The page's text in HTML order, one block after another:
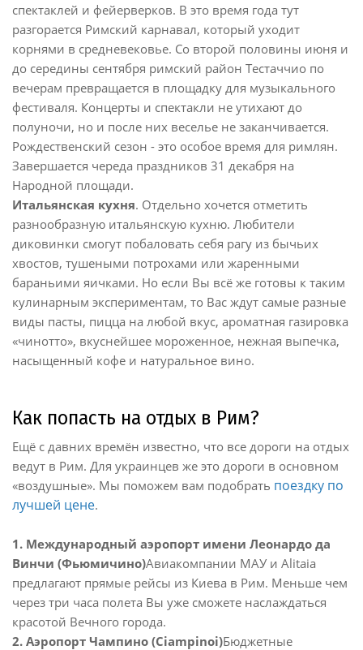
спектаклей и фейерверков. В это время года тут
разгорается Римский карнавал, который уходит
корнями в средневековье. Со второй половины июня и
до середины сентября римский район Тестаччио по
вечерам превращается в площадку для музыкального
фестиваля. Концерты и спектакли не утихают до
полуночи, но и после них веселье не заканчивается.
Рождественский сезон - это особое время для римлян.
Завершается череда праздников 31 декабря на
Народной площади.
Итальянская кухня. Отдельно хочется отметить
разнообразную итальянскую кухню. Любители
диковинки смогут побаловать себя рагу из бычьих
хвостов, тушеными потрохами или жаренными
бараньими яичками. Но если Вы всё же готовы к таким
кулинарным экспериментам, то Вас ждут самые разные
виды пасты, пицца на любой вкус, ароматная газировка
«чинотто», вкуснейшее мороженное, нежная выпечка,
насыщенный кофе и натуральное вино.
Как попасть на отдых в Рим?
Ещё с давних времён известно, что все дороги на отдых
ведут в Рим. Для украинцев же это дороги в основном
«воздушные». Мы поможем вам подобрать поездку по
лучшей цене.
1. Международный аэропорт имени Леонардо да
Винчи (Фьюмичино)Авиакомпании МАУ и Alitaia
предлагают прямые рейсы из Киева в Рим. Меньше чем
через три часа полета Вы уже сможете наслаждаться
красотой Вечного города.
2. Аэропорт Чампино (Ciampinoi)Бюджетные